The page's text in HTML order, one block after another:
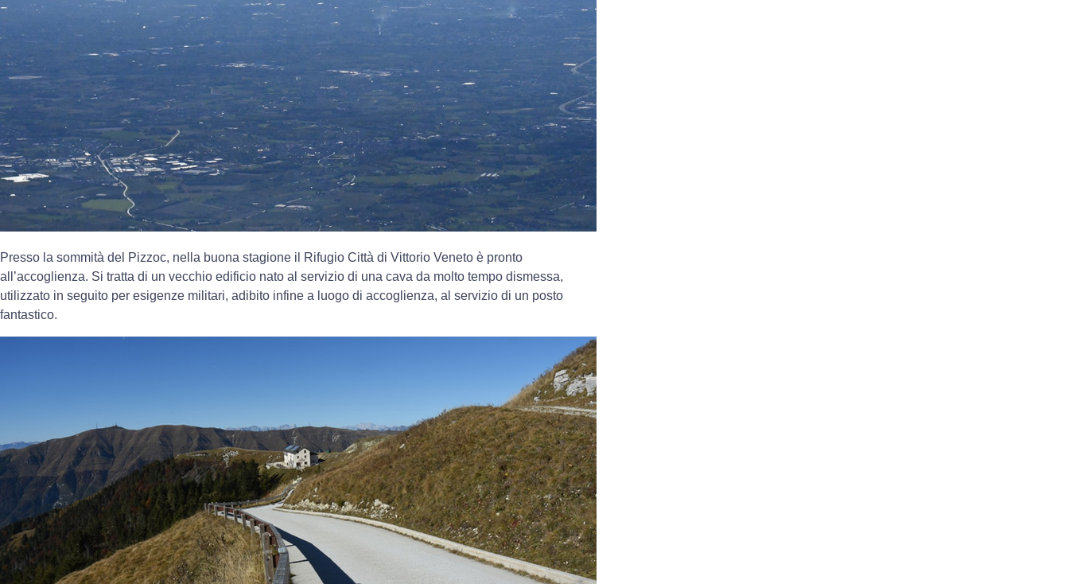
Presso la sommità del Pizzoc, nella buona stagione il Rifugio Città di Vittorio Veneto è pronto
all’accoglienza. Si tratta di un vecchio edificio nato al servizio di una cava da molto tempo dismessa,
utilizzato in seguito per esigenze militari, adibito infine a luogo di accoglienza, al servizio di un posto
fantastico.